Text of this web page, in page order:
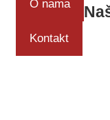
O nama
Kontakt